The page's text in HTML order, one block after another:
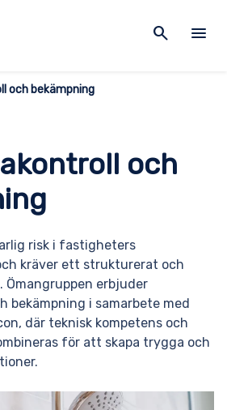
search menu
och bekämpning
och
risk i fastigheters
kräver ett strukturerat och
erbjuder
bekämpning i samarbete med
där teknisk kompetens och
för att skapa trygga och